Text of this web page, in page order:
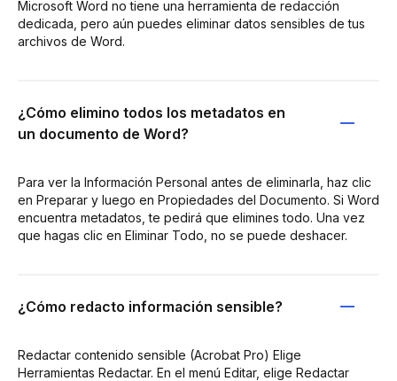
Microsoft Word no tiene una herramienta de redacción
dedicada, pero aún puedes eliminar datos sensibles de tus
archivos de Word.
¿Cómo elimino todos los metadatos en
un documento de Word?
Para ver la Información Personal antes de eliminarla, haz clic
en Preparar y luego en Propiedades del Documento. Si Word
encuentra metadatos, te pedirá que elimines todo. Una vez
que hagas clic en Eliminar Todo, no se puede deshacer.
¿Cómo redacto información sensible?
Redactar contenido sensible (Acrobat Pro) Elige
Herramientas Redactar. En el menú Editar, elige Redactar